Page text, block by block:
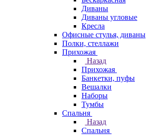
Диваны
Диваны угловые
Кресла
Офисные стулья, диваны
Полки, стеллажи
Прихожая
Назад
Прихожая
Банкетки, пуфы
Вешалки
Наборы
Тумбы
Спальня
Назад
Спальня